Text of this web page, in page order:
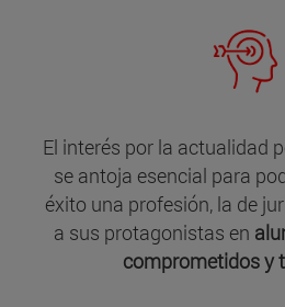
El interés por la actualidad
se antoja esencial para
éxito una profesión, la de
a sus protagonistas en
comprometidos y